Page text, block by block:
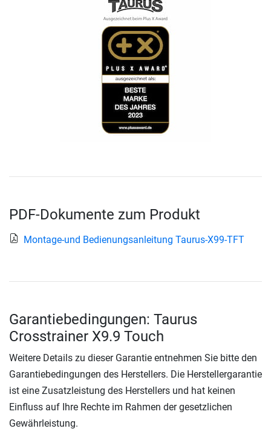
PDF-Dokumente zum Produkt
Montage-und Bedienungsanleitung Taurus-X99-TFT
Garantiebedingungen: Taurus
Crosstrainer X9.9 Touch
Weitere Details zu dieser Garantie entnehmen Sie bitte den
Garantiebedingungen des Herstellers. Die Herstellergarantie
ist eine Zusatzleistung des Herstellers und hat keinen
Einfluss auf Ihre Rechte im Rahmen der gesetzlichen
Gewährleistung.